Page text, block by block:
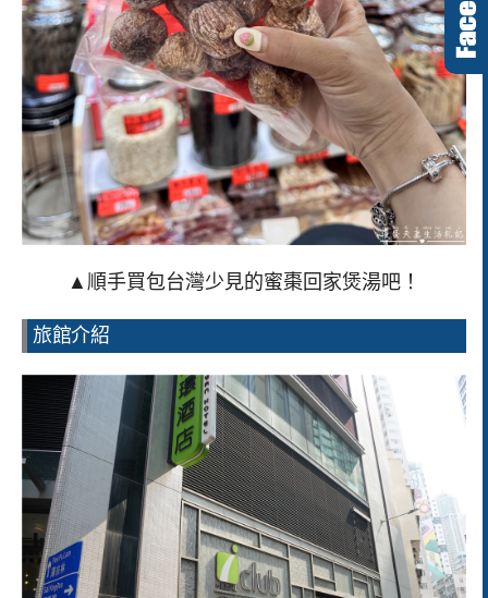
▲順手買包台灣少見的蜜棗回家煲湯吧！
旅館介紹